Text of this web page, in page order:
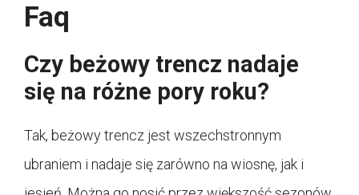
Faq
Czy beżowy trencz nadaje
się na różne pory roku?
Tak, beżowy trencz jest wszechstronnym
ubraniem i nadaje się zarówno na wiosnę, jak i